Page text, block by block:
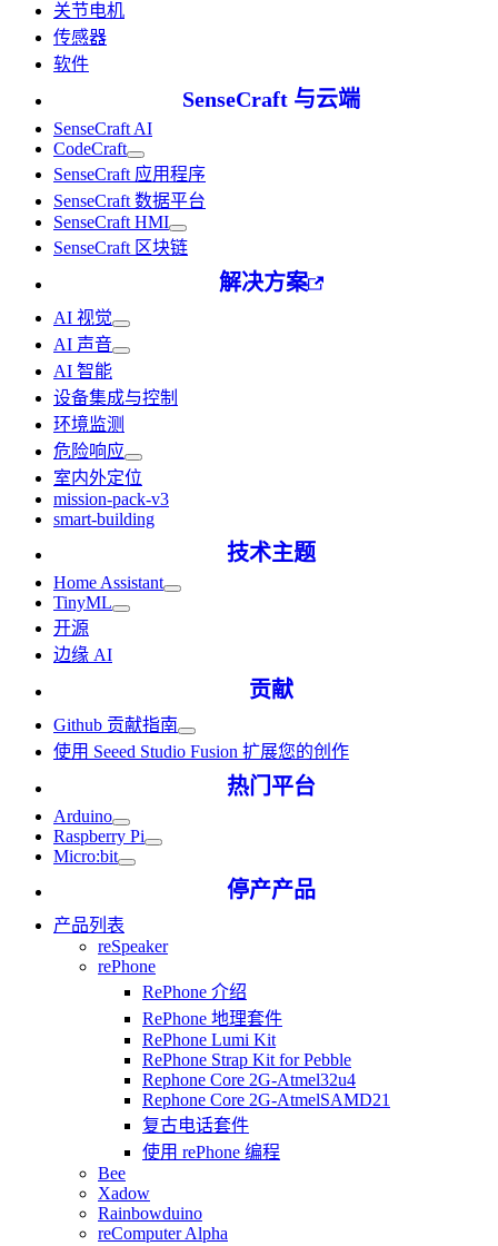
关节电机
传感器
软件
SenseCraft 与云端
SenseCraft AI
CodeCraft
SenseCraft 应用程序
SenseCraft 数据平台
SenseCraft HMI
SenseCraft 区块链
解决方案
AI 视觉
AI 声音
AI 智能
设备集成与控制
环境监测
危险响应
室内外定位
mission-pack-v3
smart-building
技术主题
Home Assistant
TinyML
开源
边缘 AI
贡献
Github 贡献指南
使用 Seeed Studio Fusion 扩展您的创作
热门平台
Arduino
Raspberry Pi
Micro:bit
停产产品
产品列表
reSpeaker
rePhone
RePhone 介绍
RePhone 地理套件
RePhone Lumi Kit
RePhone Strap Kit for Pebble
Rephone Core 2G-Atmel32u4
Rephone Core 2G-AtmelSAMD21
复古电话套件
使用 rePhone 编程
Bee
Xadow
Rainbowduino
reComputer Alpha